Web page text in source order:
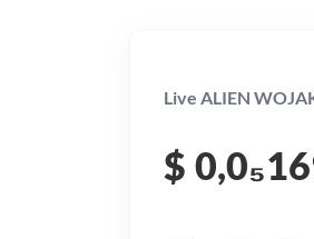
Live ALIEN
$